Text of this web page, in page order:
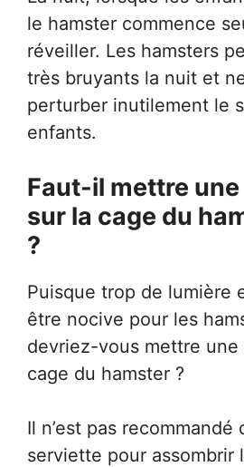
le hamster commence
réveiller. Les hamsters
très bruyants la nuit et
perturber inutilement le
enfants.
Faut-il mettre
sur la cage du
?
Puisque trop de lumière
être nocive pour les
devriez-vous mettre
cage du hamster ?
Il n’est pas recommandé
serviette pour assombrir